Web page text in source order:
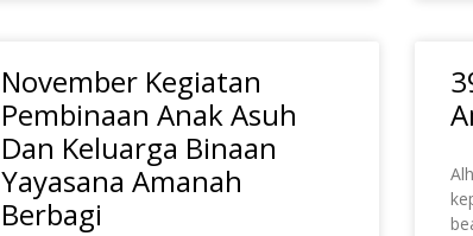
November Kegiatan
Pembinaan Anak Asuh
Dan Keluarga Binaan
Yayasana Amanah
Berbagi